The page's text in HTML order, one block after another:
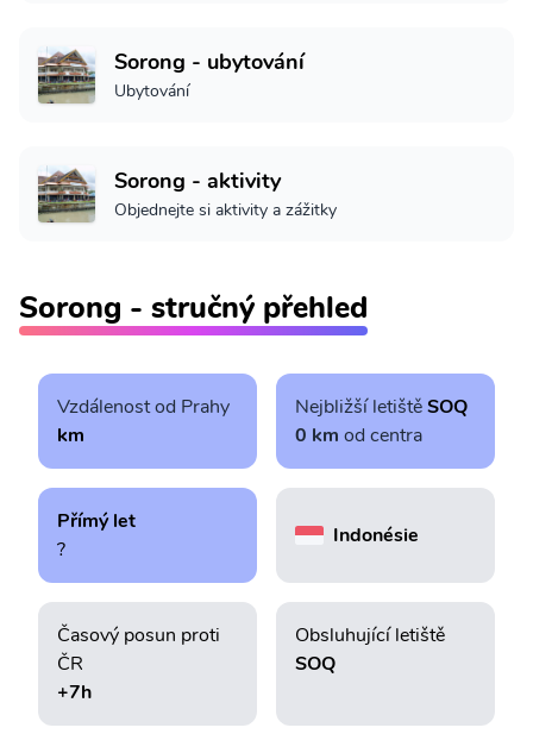
Sorong - ubytování
Ubytování
Sorong - aktivity
Objednejte si aktivity a zážitky
Sorong - stručný přehled
Vzdálenost od Prahy
km
Nejbližší letištěSOQ
0 km od centra
Přímý let
?
Indonésie
Časový posun proti
ČR
+7h
Obsluhující letiště
SOQ